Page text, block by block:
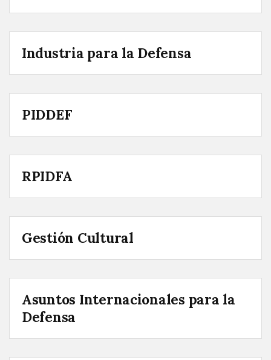
Industria para la Defensa
PIDDEF
RPIDFA
Gestión Cultural
Asuntos Internacionales para la
Defensa